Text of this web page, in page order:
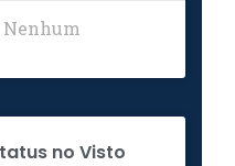
Nenhum
no Visto